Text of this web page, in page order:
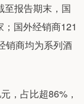
至报告期末，国
国外经销商121
销商均为系列酒
，占比超86%，